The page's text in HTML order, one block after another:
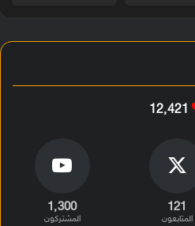
12٬421
121
المتابعون
1٬300
المشتركون